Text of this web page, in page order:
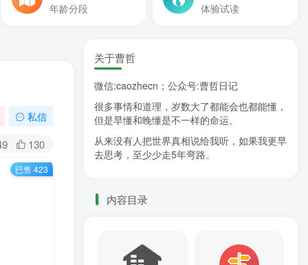
年龄分段 体验试读
私信
130
已售 423
关于曹哲
微信:caozhecn；公众号:曹哲日记
很多事情和道理，岁数大了都能会也都能懂，
但是早懂和晚懂是不一样的命运。
从来没有人把世界真相说给我听，如果我更早
去思考，至少少走5年弯路。
内容目录